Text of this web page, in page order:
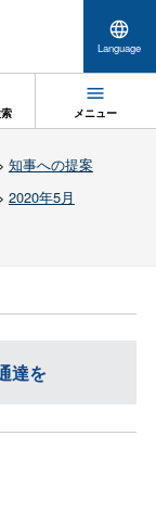
Language
メニュー
知事への提案
2020年5月
達を